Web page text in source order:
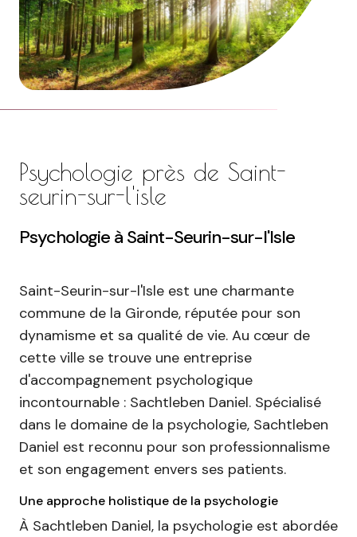
Psychologie près de Saint-
seurin-sur-l'isle
Psychologie à Saint-Seurin-sur-l'Isle
Saint-Seurin-sur-l'Isle est une charmante
commune de la Gironde, réputée pour son
dynamisme et sa qualité de vie. Au cœur de
cette ville se trouve une entreprise
d'accompagnement psychologique
incontournable : Sachtleben Daniel. Spécialisé
dans le domaine de la psychologie, Sachtleben
Daniel est reconnu pour son professionnalisme
et son engagement envers ses patients.
Une approche holistique de la psychologie
À Sachtleben Daniel, la psychologie est abordée